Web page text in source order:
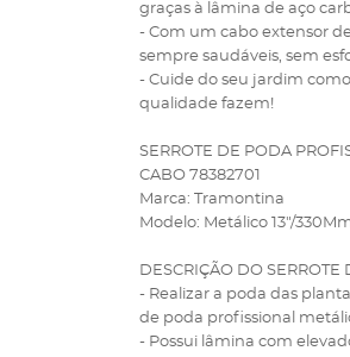
graças à lâmina de aço
- Com um cabo extensor
sempre saudáveis, sem
- Cuide do seu jardim
qualidade fazem!
SERROTE DE PODA
CABO 78382701
Marca: Tramontina
Modelo: Metálico 13"/
DESCRIÇÃO DO SERROTE
- Realizar a poda das
de poda profissional
- Possui lâmina com